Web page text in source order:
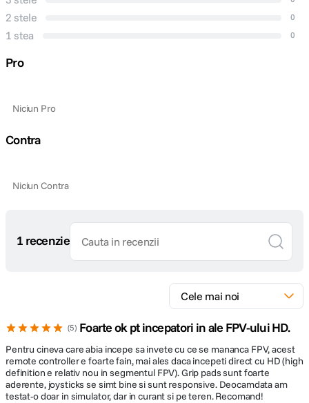
2 stele 0
1 stea 0
Pro
Niciun Pro
Contra
Niciun Contra
1 recenzie
5 Foarte ok pt incepatori in ale FPV-ului HD.
Pentru cineva care abia incepe sa invete cu ce se mananca FPV, acest
remote controller e foarte fain, mai ales daca incepeti direct cu HD (high
definition e relativ nou in segmentul FPV). Grip pads sunt foarte
aderente, joysticks se simt bine si sunt responsive. Deocamdata am
testat-o doar in simulator, dar in curant si pe teren. Recomand!